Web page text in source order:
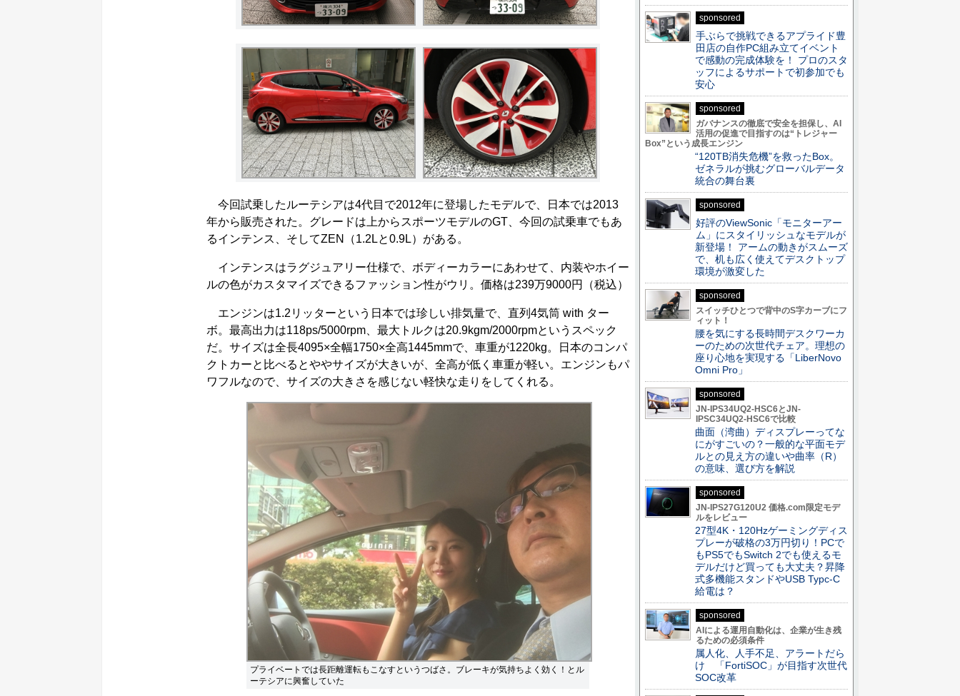
今回試乗したルーテシアは4代目で2012年に登場したモデルで、日本では2013
年から販売された。グレードは上からスポーツモデルのGT、今回の試乗車でもあ
るインテンス、そしてZEN（1.2Lと0.9L）がある。
インテンスはラグジュアリー仕様で、ボディーカラーにあわせて、内装やホイー
ルの色がカスタマイズできるファッション性がウリ。価格は239万9000円（税込）
エンジンは1.2リッターという日本では珍しい排気量で、直列4気筒 with ター
ボ。最高出力は118ps/5000rpm、最大トルクは20.9kgm/2000rpmというスペック
だ。サイズは全長4095×全幅1750×全高1445mmで、車重が1220kg。日本のコンパ
クトカーと比べるとややサイズが大きいが、全高が低く車重が軽い。エンジンもパ
ワフルなので、サイズの大きさを感じない軽快な走りをしてくれる。
プライベートでは長距離運転もこなすというつばさ。ブレーキが気持ちよく効く！とル
ーテシアに興奮していた
sponsored
手ぶらで挑戦できるアプライド豊
田店の自作PC組み立てイベント
で感動の完成体験を！ プロのスタ
ッフによるサポートで初参加でも
安心
sponsored
ガバナンスの徹底で安全を担保し、AI
活用の促進で目指すのは“トレジャー
Box”という成長エンジン
“120TB消失危機”を救ったBox。
ゼネラルが挑むグローバルデータ
統合の舞台裏
sponsored
好評のViewSonic「モニターアー
ム」にスタイリッシュなモデルが
新登場！ アームの動きがスムーズ
で、机も広く使えてデスクトップ
環境が激変した
sponsored
スイッチひとつで背中のS字カーブにフ
ィット！
腰を気にする長時間デスクワーカ
ーのための次世代チェア。理想の
座り心地を実現する「LiberNovo
Omni Pro」
sponsored
JN-IPS34UQ2-HSC6とJN-
IPSC34UQ2-HSC6で比較
曲面（湾曲）ディスプレーってな
にがすごいの？一般的な平面モデ
ルとの見え方の違いや曲率（R）
の意味、選び方を解説
sponsored
JN-IPS27G120U2 価格.com限定モデ
ルをレビュー
27型4K・120Hzゲーミングディス
プレーが破格の3万円切り！PCで
もPS5でもSwitch 2でも使えるモ
デルだけど買っても大丈夫？昇降
式多機能スタンドやUSB Typc-C
給電は？
sponsored
AIによる運用自動化は、企業が生き残
るための必須条件
属人化、人手不足、アラートだら
け 「FortiSOC」が目指す次世代
SOC改革